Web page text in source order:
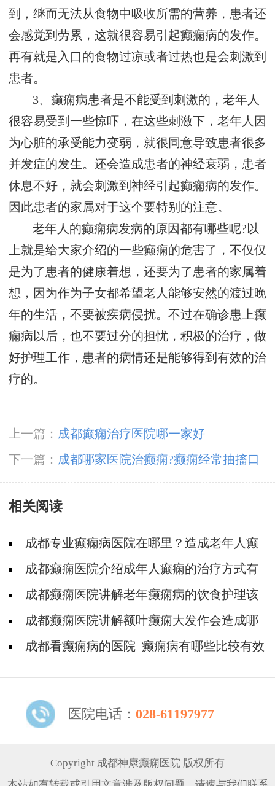
到，继而无法从食物中吸收所需的营养，患者还
会感觉到劳累，这就很容易引起癫痫病的发作。
再有就是入口的食物过凉或者过热也是会刺激到
患者。
3、癫痫病患者是不能受到刺激的，老年人
很容易受到一些惊吓，在这些刺激下，老年人因
为心脏的承受能力变弱，就很同意导致患者很多
并发症的发生。还会造成患者的神经衰弱，患者
休息不好，就会刺激到神经引起癫痫病的发作。
因此患者的家属对于这个要特别的注意。
老年人的癫痫病发病的原因都有哪些呢?以
上就是给大家介绍的一些癫痫的危害了，不仅仅
是为了患者的健康着想，还要为了患者的家属着
想，因为作为子女都希望老人能够安然的渡过晚
年的生活，不要被疾病侵扰。不过在确诊患上癫
痫病以后，也不要过分的担忧，积极的治疗，做
好护理工作，患者的病情还是能够得到有效的治
疗的。
上一篇： 成都癫痫治疗医院哪一家好
下一篇： 成都哪家医院治癫痫?癫痫经常抽搐口
吐白沫的原因
相关阅读
成都专业癫痫病医院在哪里？造成老年人癫
痫病发生的原因都有哪些呢?
成都癫痫医院介绍成年人癫痫的治疗方式有
哪些呢?
成都癫痫医院讲解老年癫痫病的饮食护理该
注意哪些呢?
成都癫痫医院讲解额叶癫痫大发作会造成哪
些损害?
成都看癫痫病的医院_癫痫病有哪些比较有效
医院电话： 028-61197977
Copyright 成都神康癫痫医院 版权所有